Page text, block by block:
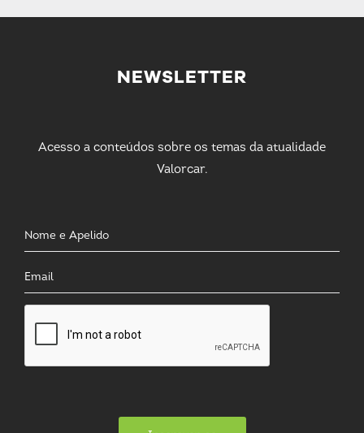
NEWSLETTER
Acesso a conteúdos sobre os temas da atualidade
Valorcar.